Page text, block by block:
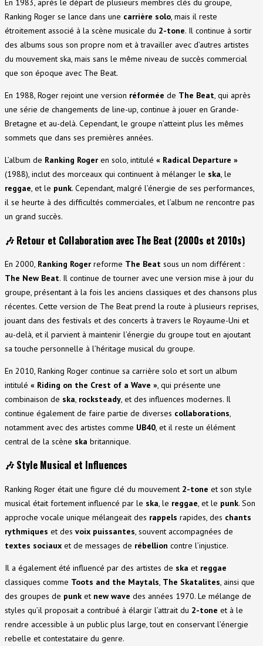
En 1983, après le départ de plusieurs membres clés du groupe,
Ranking Roger se lance dans une carrière solo, mais il reste
étroitement associé à la scène musicale du 2-tone. Il continue à sortir
des albums sous son propre nom et à travailler avec d’autres artistes
du mouvement ska, mais sans le même niveau de succès commercial
que son époque avec The Beat.
En 1988, Roger rejoint une version réformée de The Beat, qui après
une série de changements de line-up, continue à jouer en Grande-
Bretagne et au-delà. Cependant, le groupe n’atteint plus les mêmes
sommets que dans ses premières années.
L’album de Ranking Roger en solo, intitulé « Radical Departure »
(1988), inclut des morceaux qui continuent à mélanger le ska, le
reggae, et le punk. Cependant, malgré l’énergie de ses performances,
il se heurte à des difficultés commerciales, et l’album ne rencontre pas
un grand succès.
🎶 Retour et Collaboration avec The Beat (2000s et 2010s)
En 2000, Ranking Roger reforme The Beat sous un nom différent :
The New Beat. Il continue de tourner avec une version mise à jour du
groupe, présentant à la fois les anciens classiques et des chansons plus
récentes. Cette version de The Beat prend la route à plusieurs reprises,
jouant dans des festivals et des concerts à travers le Royaume-Uni et
au-delà, et il parvient à maintenir l’énergie du groupe tout en ajoutant
sa touche personnelle à l’héritage musical du groupe.
En 2010, Ranking Roger continue sa carrière solo et sort un album
intitulé « Riding on the Crest of a Wave », qui présente une
combinaison de ska, rocksteady, et des influences modernes. Il
continue également de faire partie de diverses collaborations,
notamment avec des artistes comme UB40, et il reste un élément
central de la scène ska britannique.
🎶 Style Musical et Influences
Ranking Roger était une figure clé du mouvement 2-tone et son style
musical était fortement influencé par le ska, le reggae, et le punk. Son
approche vocale unique mélangeait des rappels rapides, des chants
rythmiques et des voix puissantes, souvent accompagnées de
textes sociaux et de messages de rébellion contre l’injustice.
Il a également été influencé par des artistes de ska et reggae
classiques comme Toots and the Maytals, The Skatalites, ainsi que
des groupes de punk et new wave des années 1970. Le mélange de
styles qu’il proposait a contribué à élargir l’attrait du 2-tone et à le
rendre accessible à un public plus large, tout en conservant l’énergie
rebelle et contestataire du genre.